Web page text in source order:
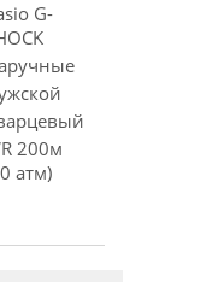
G-
200м
атм)